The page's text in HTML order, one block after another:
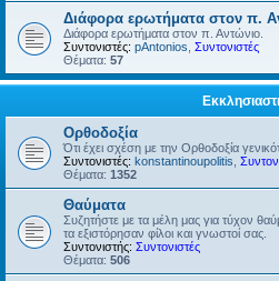
Διάφορα ερωτήματα στον π.
Διάφορα ερωτήματα στον π. Αντώνιο.
Συντονιστές: pAntonios Συντονιστές
Θέματα: 57
Ορθοδοξία
Ότι έχει σχέση με την Ορθοδοξία
Συντονιστές: konstantinoupolitis
Θέματα: 1352
Θαύματα
Συζητήστε με τα μέλη μας για τύχον
τα εξιστόρησαν φίλοι και γνωστοί σας.
Συντονιστής: Συντονιστές
Θέματα: 506